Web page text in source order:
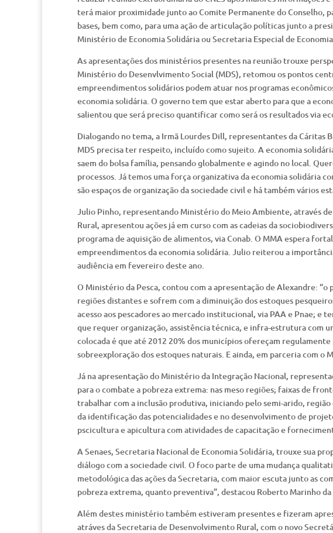
terá maior proximidade junto ao Comite Permanente do Conselho,
bases, bem como, para uma ação de articulação políticas junto a
Ministério de Economia Solidária ou Secretaria Especial de
As apresentações dos ministérios presentes na reunião trouxe
Ministério do Desenvlvimento Social (MDS), retomou os pontos
empreendimentos solidários podem atuar nos programas
economia solidária. O governo tem que estar aberto para que a
salientou que será preciso quantificar como será os resultados via
Dialogando no tema, a Irmã Lourdes Dill, representantes da Cáritas
MDS precisa ter respeito, incluído como sujeito. A economia
saem do bolsa família, pensando globalmente e agindo no local.
processos. Já temos uma força organizativa da economia solidária
são espaços de organização da sociedade civil e há também vários
Julio Pinho, representando Ministério do Meio Ambiente, através
Rural, apresentou ações já em curso com as cadeias da
programa de aquisição de alimentos, via Conab. O MMA espera
empreendimentos da economia solidária. Julio reiterou a
audiência em fevereiro deste ano.
O Ministério da Pesca, contou com a apresentação de Alexandre:
regiões distantes e sofrem com a diminuição dos estoques
acesso aos pescadores ao mercado institucional, via PAA e Pnae; e
que requer organização, assistência técnica, e infra-estrutura com
colocada é que até 2012 20% dos municípios ofereçam
sobreexploração dos estoques naturais. E ainda, em parceria com o
Já na apresentação do Ministério da Integração Nacional,
para o combate a pobreza extrema: nas meso regiões; faixas de
trabalhar com a inclusão produtiva, iniciando pelo semi-arido,
da identificação das potencialidades e no desenvolvimento de
pscicultura e apicultura com atividades de capacitação e
A Senaes, Secretaria Nacional de Economia Solidária, trouxe sua
diálogo com a sociedade civil. O foco parte de uma mudança
metodológica das ações da Secretaria, com maior escuta junto as
pobreza extrema, quanto preventiva”, destacou Roberto Marinho da
Além destes ministério também estiveram presentes e fizeram
atráves da Secretaria de Desenvolvimento Rural, com o novo